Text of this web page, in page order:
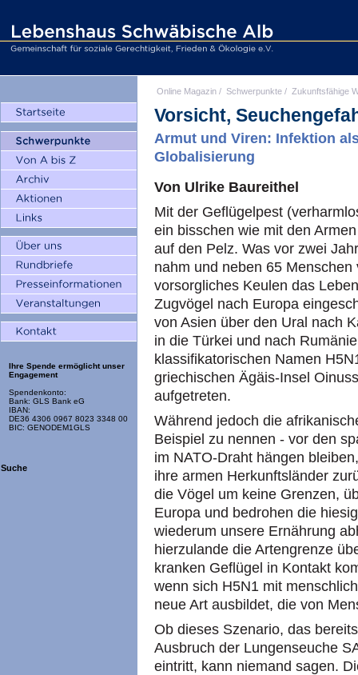
Ihre Spende ermöglicht unser
Engagement
Spendenkonto:
Bank: GLS Bank eG
IBAN:
DE36 4306 0967 8023 3348 00
BIC: GENODEM1GLS
Suche
Online Magazin / Schwerpunkte / Zukunftsfähige
Vorsicht,
Armut und Viren: Infektion
Globalisierung
Von Ulrike Baureithel
Mit der Geflügelpest
ein bisschen wie mit den
auf den Pelz. Was vor zwei
nahm und neben 65
vorsorgliches Keulen das
Zugvögel nach Europa
von Asien über den Ural nach
in die Türkei und nach
klassifikatorischen Namen
griechischen Ägäis-Insel
aufgetreten.
Während jedoch die
Beispiel zu nennen - vor den
im NATO-Draht hängen
ihre armen Herkunftsländer
die Vögel um keine Grenzen,
Europa und bedrohen die
wiederum unsere Ernährung
hierzulande die Artengrenze
kranken Geflügel in Kontakt
wenn sich H5N1 mit
neue Art ausbildet, die von
Ob dieses Szenario, das
Ausbruch der Lungenseuche
eintritt, kann niemand sagen.